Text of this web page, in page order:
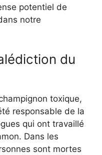
potentiel de
notre
du
toxique,
responsable de la
qui ont travaillé
Dans les
sont mortes